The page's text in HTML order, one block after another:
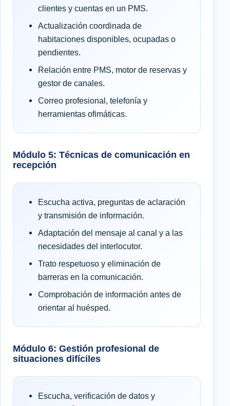
clientes y cuentas en un PMS.
Actualización coordinada de
habitaciones disponibles, ocupadas o
pendientes.
Relación entre PMS, motor de reservas y
gestor de canales.
Correo profesional, telefonía y
herramientas ofimáticas.
Módulo 5: Técnicas de comunicación en
recepción
Escucha activa, preguntas de aclaración
y transmisión de información.
Adaptación del mensaje al canal y a las
necesidades del interlocutor.
Trato respetuoso y eliminación de
barreras en la comunicación.
Comprobación de información antes de
orientar al huésped.
Módulo 6: Gestión profesional de
situaciones difíciles
Escucha, verificación de datos y